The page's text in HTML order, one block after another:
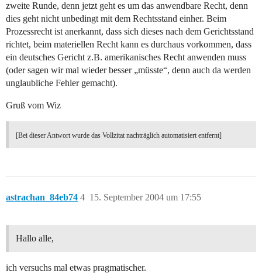
zweite Runde, denn jetzt geht es um das anwendbare Recht, denn
dies geht nicht unbedingt mit dem Rechtsstand einher. Beim
Prozessrecht ist anerkannt, dass sich dieses nach dem Gerichtsstand
richtet, beim materiellen Recht kann es durchaus vorkommen, dass
ein deutsches Gericht z.B. amerikanisches Recht anwenden muss
(oder sagen wir mal wieder besser „müsste“, denn auch da werden
unglaubliche Fehler gemacht).
Gruß vom Wiz
[Bei dieser Antwort wurde das Vollzitat nachträglich automatisiert entfernt]
astrachan_84eb74 15. September 2004 um 17:55
4
Hallo alle,
ich versuchs mal etwas pragmatischer.